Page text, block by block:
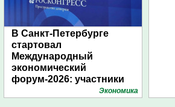
В Санкт-Петербурге
стартовал
Международный
экономический
форум-2026: участники
подготовили креативные
Экономика